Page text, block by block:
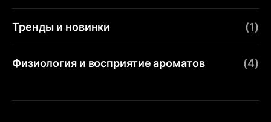
Тренды и новинки (1)
Физиология и восприятие ароматов (4)